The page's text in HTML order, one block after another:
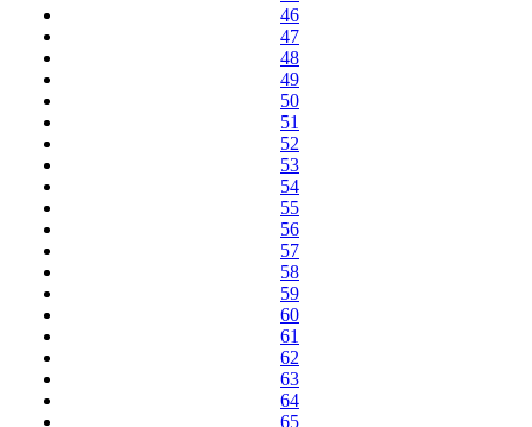
46
47
48
49
50
51
52
53
54
55
56
57
58
59
60
61
62
63
64
65